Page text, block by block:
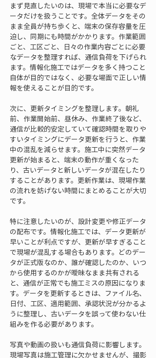
まず見直したいのは、現場で本当に必要なデ
ータだけを扱うことです。全体データをその
まま全員が持ち歩くと、端末の保存容量を圧
迫し、同期にも時間がかかります。作業範囲
ごと、工区ごと、日々の作業内容ごとに必要
なデータを整理すれば、通信負荷を下げられ
ます。情報化施工ではデータを多く持つこと
自体が目的ではなく、必要な場面で正しい情
報を使えることが目的です。
次に、更新タイミングを整理します。朝礼
前、作業開始前、昼休み、作業終了後など、
通信が比較的安定していて確認時間を取りや
すいタイミングにデータ更新を行うと、作業
中の混乱を減らせます。施工中に突然データ
更新が始まると、端末の動作が重くなった
り、古いデータと新しいデータが混在したり
することがあります。更新作業は、現場作業
の流れを妨げない時間にまとめることが大切
です。
特に注意したいのが、設計変更や修正データ
の配布です。情報化施工では、データ更新が
早いことが利点ですが、更新が早すぎること
で現場が混乱する場合もあります。どのデー
タが正式版なのか、誰が確認したのか、いつ
から使用するのかが曖昧なまま共有される
と、通信が正常でも施工ミスの原因になりま
す。データを更新するときは、ファイル名、
日付、工区、適用範囲、承認状況が分かるよ
うに整理し、古いデータを誤って使わない仕
組みを作る必要があります。
写真や動画の扱いも通信負荷に影響します。
現場写真は施工管理に欠かせませんが、撮影